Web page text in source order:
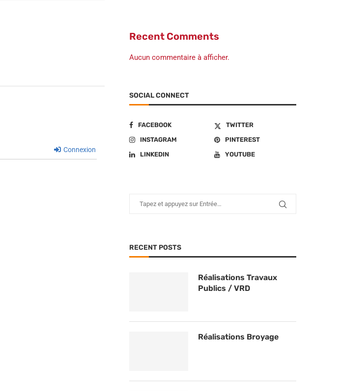
Connexion
Recent Comments
Aucun commentaire à afficher.
SOCIAL CONNECT
FACEBOOK
TWITTER
INSTAGRAM
PINTEREST
LINKEDIN
YOUTUBE
RECENT POSTS
Réalisations Travaux
Publics / VRD
Réalisations Broyage